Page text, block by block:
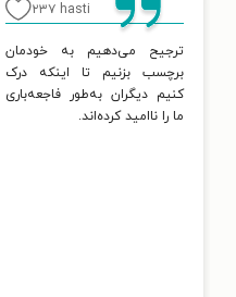
hasti ۲۳۷
ترجیح می‌دهیم به خودمان
برچسب بزنیم تا اینکه درک
کنیم دیگران به‌طور فاجعه‌باری
ما را ناامید کرده‌اند.